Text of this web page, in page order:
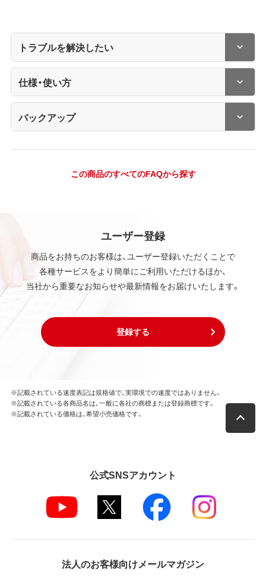
トラブルを解決したい
仕様・使い方
バックアップ
この商品のすべてのFAQから探す
ユーザー登録
商品をお持ちのお客様は、ユーザー登録いただくことで
各種サービスをより簡単にご利用いただけるほか、
当社から重要なお知らせや最新情報をお届けいたします。
登録する
※記載されている速度表記は規格値で、実環境での速度ではありません。
※記載されている各商品名は、一般に各社の商標または登録商標です。
※記載されている価格は、希望小売価格です。
公式SNSアカウント
法人のお客様向けメールマガジン